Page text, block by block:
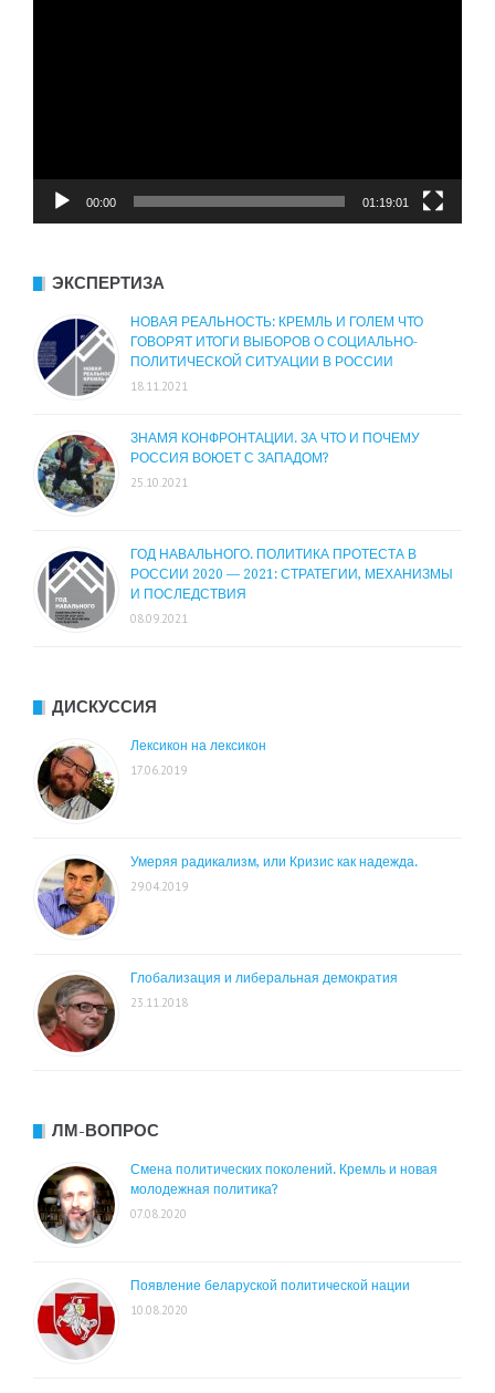
00:00 01:19:01
ЭКСПЕРТИЗА
НОВАЯ РЕАЛЬНОСТЬ: КРЕМЛЬ И ГОЛЕМ ЧТО
ГОВОРЯТ ИТОГИ ВЫБОРОВ О СОЦИАЛЬНО-
ПОЛИТИЧЕСКОЙ СИТУАЦИИ В РОССИИ
18.11.2021
ЗНАМЯ КОНФРОНТАЦИИ. ЗА ЧТО И ПОЧЕМУ
РОССИЯ ВОЮЕТ С ЗАПАДОМ?
25.10.2021
ГОД НАВАЛЬНОГО. ПОЛИТИКА ПРОТЕСТА В
РОССИИ 2020 — 2021: СТРАТЕГИИ, МЕХАНИЗМЫ
И ПОСЛЕДСТВИЯ
08.09.2021
ДИСКУССИЯ
Лексикон на лексикон
17.06.2019
Умеряя радикализм, или Кризис как надежда.
29.04.2019
Глобализация и либеральная демократия
23.11.2018
ЛМ-ВОПРОС
Смена политических поколений. Кремль и новая
молодежная политика?
07.08.2020
Появление беларуской политической нации
10.08.2020